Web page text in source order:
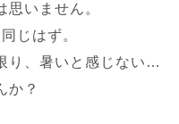
思いません。
じはず。
り、暑いと感じない…
か？